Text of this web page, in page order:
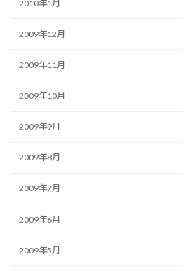
2010年1月
2009年12月
2009年11月
2009年10月
2009年9月
2009年8月
2009年7月
2009年6月
2009年5月